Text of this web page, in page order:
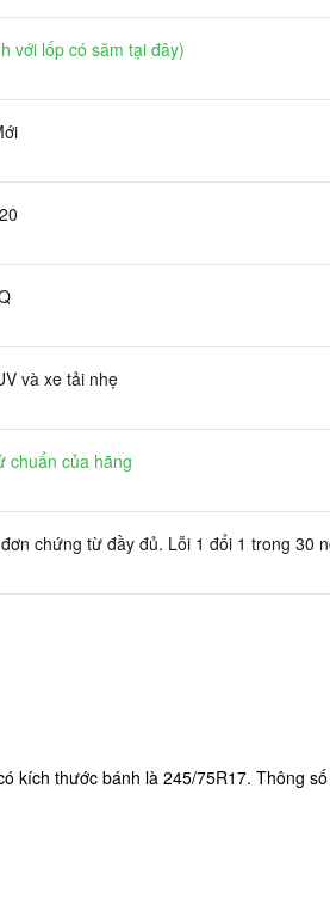
với lốp có săm tại đây)
và xe tải nhẹ
chuẩn của hãng
chứng từ đầy đủ. Lỗi 1 đổi 1 trong 30
kích thước bánh là 245/75R17. Thông